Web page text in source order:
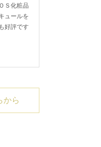
Ｓ化粧品
ュールを
好評です
から